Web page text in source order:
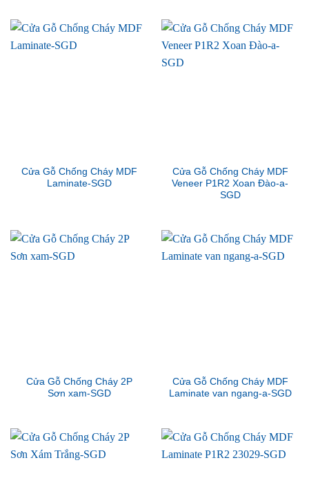
Cửa Gỗ Chống Cháy MDF
Laminate-SGD
Cửa Gỗ Chống Cháy MDF
Veneer P1R2 Xoan Đào-a-
SGD
Cửa Gỗ Chống Cháy 2P
Sơn xam-SGD
Cửa Gỗ Chống Cháy MDF
Laminate van ngang-a-SGD